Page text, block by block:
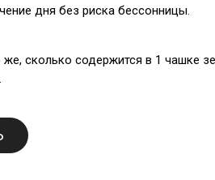
дня без риска бессонницы.
сколько содержится в 1 чашке